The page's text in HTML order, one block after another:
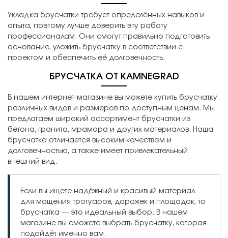
Укладка брусчатки требует определённых навыков и
опыта, поэтому лучше доверить эту работу
профессионалам. Они смогут правильно подготовить
основание, уложить брусчатку в соответствии с
проектом и обеспечить её долговечность.
БРУСЧАТКА ОТ KAMNEGRAD
В нашем интернет-магазине вы можете купить брусчатку
различных видов и размеров по доступным ценам. Мы
предлагаем широкий ассортимент брусчатки из
бетона, гранита, мрамора и других материалов. Наша
брусчатка отличается высоким качеством и
долговечностью, а также имеет привлекательный
внешний вид.
Если вы ищете надёжный и красивый материал
для мощения тротуаров, дорожек и площадок, то
брусчатка — это идеальный выбор. В нашем
магазине вы сможете выбрать брусчатку, которая
подойдёт именно вам.